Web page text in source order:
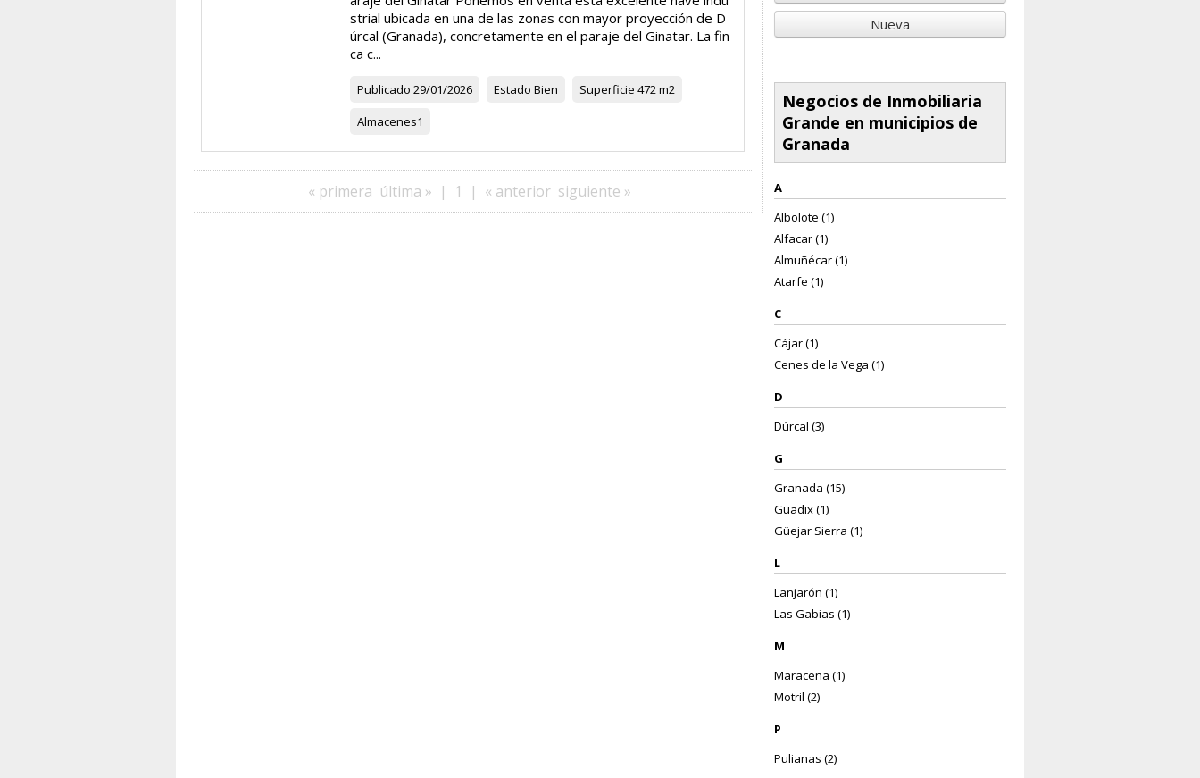
Nueva
Negocios de Inmobiliaria
Grande en municipios de
Granada
A
Albolote (1)
Alfacar (1)
Almuñécar (1)
Atarfe (1)
C
Cájar (1)
Cenes de la Vega (1)
D
Dúrcal (3)
G
Granada (15)
Guadix (1)
Güejar Sierra (1)
L
Lanjarón (1)
Las Gabias (1)
M
Maracena (1)
Motril (2)
P
Pulianas (2)
strial ubicada en una de las zonas con mayor proyección de D
úrcal (Granada), concretamente en el paraje del Ginatar. La fin
ca c...
Publicado 29/01/2026 Estado Bien Superficie 472 m2
Almacenes1
« primera última » | 1 | « anterior siguiente »